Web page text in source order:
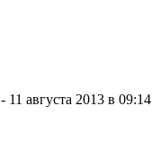
- 11 августа 2013 в 09:14